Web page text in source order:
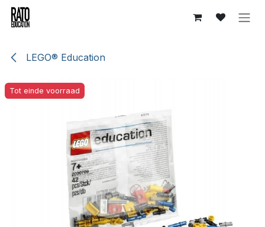
Overslaan naar inhoud
LEGO® Education
Tot einde voorraad